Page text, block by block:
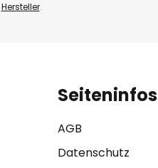
Hersteller.
Seiteninfos
AGB
Datenschutz